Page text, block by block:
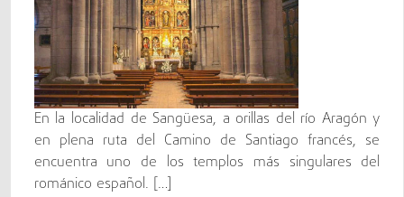
En la localidad de Sangüesa, a orillas del río Aragón y
en plena ruta del Camino de Santiago francés, se
encuentra uno de los templos más singulares del
románico español. […]